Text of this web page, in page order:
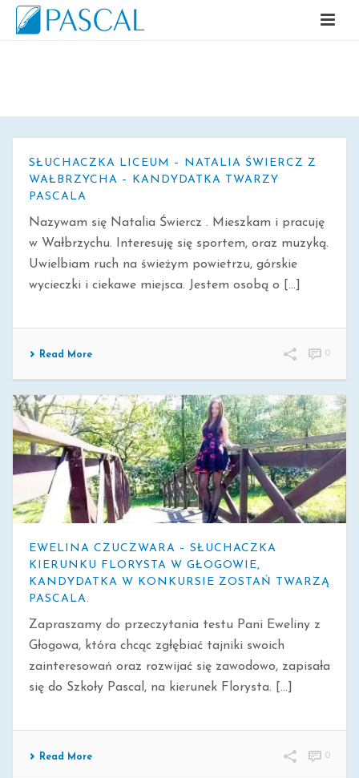
SŁUCHACZKA LICEUM – NATALIA ŚWIERCZ Z
WAŁBRZYCHA – KANDYDATKA TWARZY
PASCALA
Nazywam się Natalia Świercz . Mieszkam i pracuję
w Wałbrzychu. Interesuję się sportem, oraz muzyką.
Uwielbiam ruch na świeżym powietrzu, górskie
wycieczki i ciekawe miejsca. Jestem osobą o [...]
Read More 0
EWELINA CZUCZWARA – SŁUCHACZKA
KIERUNKU FLORYSTA W GŁOGOWIE,
KANDYDATKA W KONKURSIE ZOSTAŃ TWARZĄ
PASCALA.
Zapraszamy do przeczytania testu Pani Eweliny z
Głogowa, która chcąc zgłębiać tajniki swoich
zainteresowań oraz rozwijać się zawodowo, zapisała
się do Szkoły Pascal, na kierunek Florysta. [...]
Read More 0